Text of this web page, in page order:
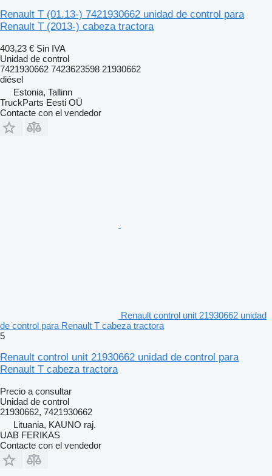
Renault T (01.13-) 7421930662 unidad de control para
Renault T (2013-) cabeza tractora
403,23 € Sin IVA
Unidad de control
7421930662 7423623598 21930662
diésel
Estonia, Tallinn
TruckParts Eesti OÜ
Contacte con el vendedor
Renault control unit 21930662 unidad
de control para Renault T cabeza tractora
5
Renault control unit 21930662 unidad de control para
Renault T cabeza tractora
Precio a consultar
Unidad de control
21930662, 7421930662
Lituania, KAUNO raj.
UAB FERIKAS
Contacte con el vendedor